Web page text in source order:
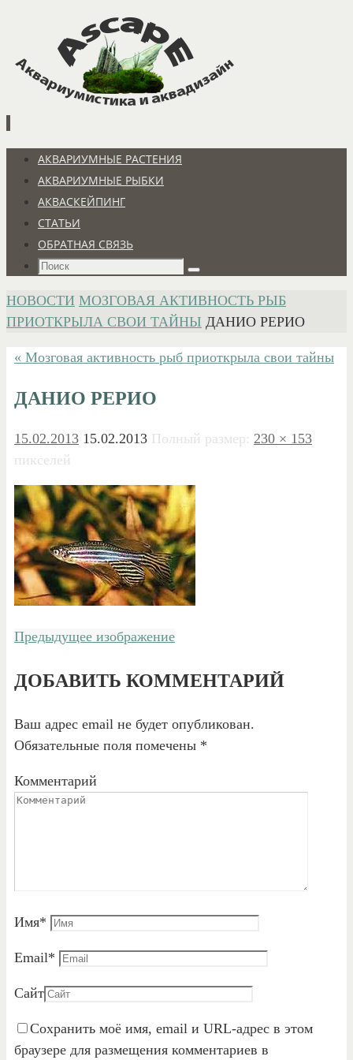
содержимому
Перейти
содержимому
АКВАРИУМНЫЕ РАСТЕНИЯ
АКВАРИУМНЫЕ РЫБКИ
АКВАСКЕЙПИНГ
СТАТЬИ
ОБРАТНАЯ СВЯЗЬ
Что
Поиск
ГЛАВНАЯ
НОВОСТИ МОЗГОВАЯ АКТИВНОСТЬ РЫБ
ПРИОТКРЫЛА СВОИ ТАЙНЫ ДАНИО РЕРИО
« Мозговая активность рыб приоткрыла свои тайны
ДАНИО РЕРИО
15.02.2013 15.02.2013 Полный размер: 230 × 153
пикселей
Предыдущее изображение
ДОБАВИТЬ КОММЕНТАРИЙ
Ваш адрес email не будет опубликован.
Обязательные поля помечены *
Комментарий
Имя*
Email*
Сайт
Сохранить моё имя, email и URL-адрес в этом
браузере для размещения комментариев в